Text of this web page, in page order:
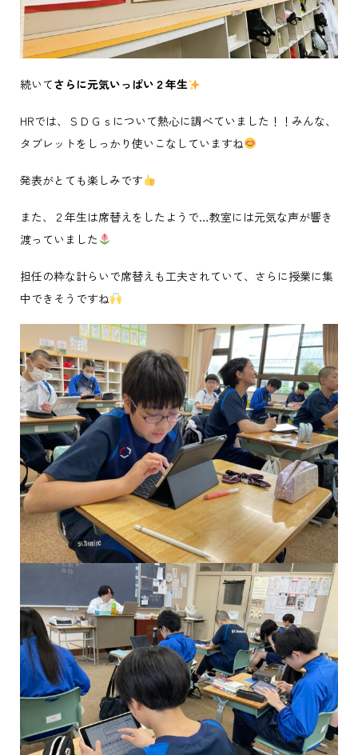
続いてさらに元気いっぱい２年生
HRでは、ＳＤＧｓについて熱心に調べていました！！みんな、
タブレットをしっかり使いこなしていますね
発表がとても楽しみです
また、２年生は席替えをしたようで…教室には元気な声が響き
渡っていました
担任の粋な計らいで席替えも工夫されていて、さらに授業に集
中できそうですね